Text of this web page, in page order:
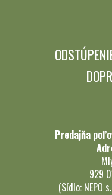
Predajňa
929
(Sídlo: NEPO